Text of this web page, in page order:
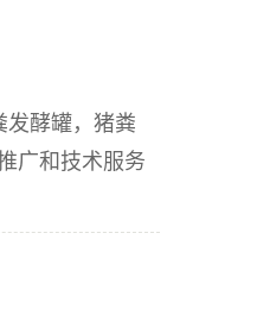
发酵罐，猪粪
广和技术服务